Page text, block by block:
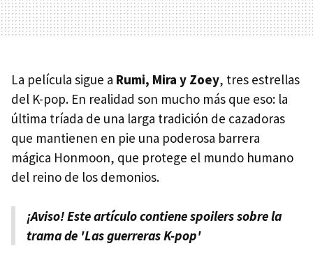
La película sigue a Rumi, Mira y Zoey, tres estrellas
del K-pop. En realidad son mucho más que eso: la
última tríada de una larga tradición de cazadoras
que mantienen en pie una poderosa barrera
mágica Honmoon, que protege el mundo humano
del reino de los demonios.
¡Aviso! Este artículo contiene spoilers sobre la
trama de 'Las guerreras K-pop'